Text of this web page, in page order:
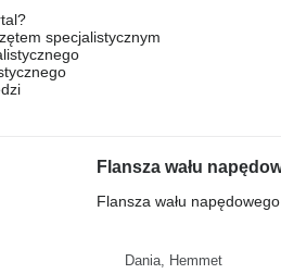
specjalistycznym
Flansza wału
Flansza wału napędowego
Dania, Hemmet